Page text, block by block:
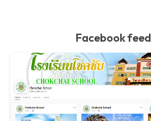
Facebook feed